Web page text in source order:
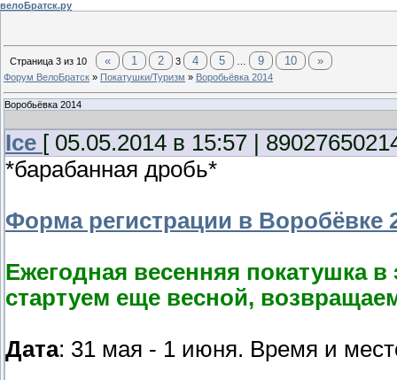
велоБратск.ру
Страница 3 из 10 « 1 2 3 4 5 9 10 »
Форум ВелоБратск » Покатушки/Туризм » Воробьёвка 2014
Воробьёвка 2014
Ice [ 05.05.2014 в 15:57 |
*барабанная дробь*
Форма регистрации в Воробёвке
Ежегодная весенняя покатушка
стартуем еще весной,
Дата: 31 мая - 1 июня. Время и